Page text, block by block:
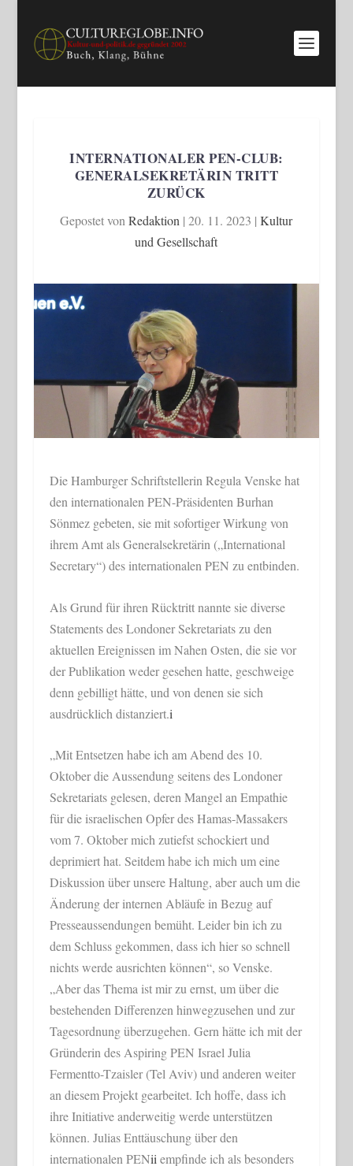
INTERNATIONALER PEN-CLUB:
GENERALSEKRETÄRIN TRITT
ZURÜCK
Gepostet vonRedaktion |20. 11. 2023 |Kultur
und Gesellschaft
Die Hamburger Schriftstellerin Regula Venske hat
den internationalen PEN-Präsidenten Burhan
Sönmez gebeten, sie mit sofortiger Wirkung von
ihrem Amt als Generalsekretärin („International
Secretary“) des internationalen PEN zu entbinden.
Als Grund für ihren Rücktritt nannte sie diverse
Statements des Londoner Sekretariats zu den
aktuellen Ereignissen im Nahen Osten, die sie vor
der Publikation weder gesehen hatte, geschweige
denn gebilligt hätte, und von denen sie sich
ausdrücklich distanziert.i
„Mit Entsetzen habe ich am Abend des 10.
Oktober die Aussendung seitens des Londoner
Sekretariats gelesen, deren Mangel an Empathie
für die israelischen Opfer des Hamas-Massakers
vom 7. Oktober mich zutiefst schockiert und
deprimiert hat. Seitdem habe ich mich um eine
Diskussion über unsere Haltung, aber auch um die
Änderung der internen Abläufe in Bezug auf
Presseaussendungen bemüht. Leider bin ich zu
dem Schluss gekommen, dass ich hier so schnell
nichts werde ausrichten können“, so Venske.
„Aber das Thema ist mir zu ernst, um über die
bestehenden Differenzen hinwegzusehen und zur
Tagesordnung überzugehen. Gern hätte ich mit der
Gründerin des Aspiring PEN Israel Julia
Fermentto-Tzaisler (Tel Aviv) und anderen weiter
an diesem Projekt gearbeitet. Ich hoffe, dass ich
ihre Initiative anderweitig werde unterstützen
können. Julias Enttäuschung über den
internationalen PENiiempfinde ich als besonders